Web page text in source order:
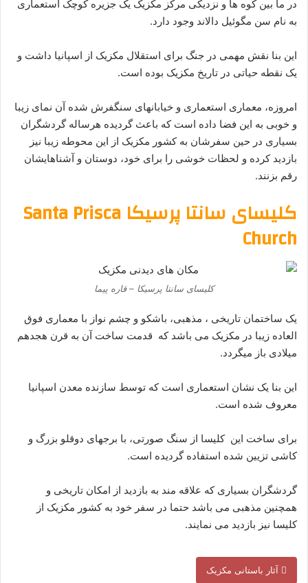
در ما بین کوه ها و نزدیکی مرکز مکزیک یک جزیره کوچک استعماری
به نام سن مگوئیل دالاند وجود دارد.
این بنا نقش مهمی در جنگ برای استقلال مکزیک از اسپانیا داشت و
یک نقطه حیاتی در تاریخ مکزیک بوده است.
امروزه، معماری استعماری و خیابانهای سنگفرش شده آن نمای زیبا
و خوبی به این فضا داده است که باعث گردیده هرساله گردشگران
بسیاری در حین سفرشان به کشور مکزیک از این محوطه زیبا نیز
بازدید کرده و لحظات خوشی را برای خود، دوستان و آشناهایشان
رقم بزنند.
کلیسای سانتا پرسیکا Santa Prisca
Church
کلیسای سانتا پرسیکا – قاره پیما
یک ساختمان تاریخی ، مذهبی، باشکو و چشم نواز با معماری فوق
العاده زیبا در مکزیک می باشد که قدمت ساخت آن به قرن هجدهم
میلادی باز میگردد.
این بنا یک نشان استعماری است که توسط سازنده معدن اسپانیا
معروف شده است.
برای ساخت این کلیسا از سنگ صورتی، با برجهای دوقلو بزرگ و
کاشی تزیین شده استفاده گردیده است.
گردشگران بسیاری که علاقه مند به بازدید از امکان تاریخی و
همچنین مذهبی می باشد حتما در سفر خود به کشور مکزیک از
کلیسا نیز بازدید می نمایند.
آثار باستانی مکزیک